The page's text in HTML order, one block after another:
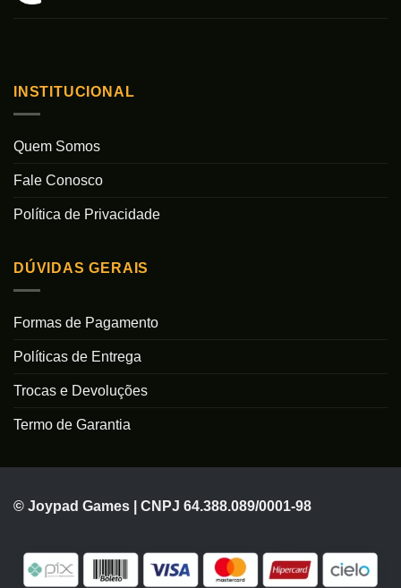
INSTITUCIONAL
Quem Somos
Fale Conosco
Política de Privacidade
DÚVIDAS GERAIS
Formas de Pagamento
Políticas de Entrega
Trocas e Devoluções
Termo de Garantia
© Joypad Games | CNPJ 64.388.089/0001-98